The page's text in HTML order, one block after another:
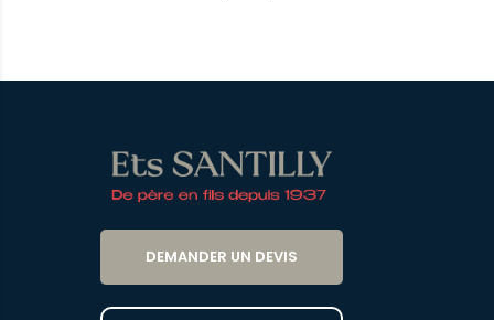
DEMANDER UN DEVIS